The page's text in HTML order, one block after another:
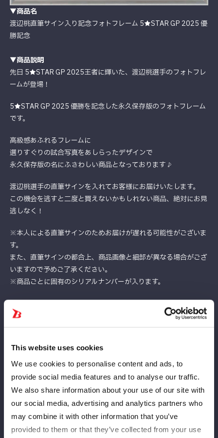
This website uses cookies
We use cookies to personalise content and ads, to
provide social media features and to analyse our traffic.
We also share information about your use of our site with
our social media, advertising and analytics partners who
may combine it with other information that you’ve
provided to them or that they’ve collected from your use
▼商品名
渡辺桃直筆サイン入り記念フォトフレーム 5★STAR GP 2025 優
勝記念
▼商品説明
先日 5★STAR GP 2025王者に輝いた、渡辺桃選手のフォトフレ
ームが登場！
5★STAR GP 2025 優勝を記念した永久保存版のフォトフレーム
です。
高級感あふれるフレームに
選りすぐりの試合写真をあしらったデザインで
永久保存版の名にふさわしい商品となっております♪
渡辺桃選手の直筆サインを入れてお客様にお届けいたします。
この機会を逃すと二度と買えないかもしれない商品、絶対にお見
逃しなく！
※本人による直筆サインのためお届けが遅れる可能性がございま
す。
また、直筆サインの都合上、商品画像と細部が異なる場合がござ
いますので予めご了承ください。
※商品ごとに固有のシリアルナンバーが入ります。
▼寸法
約40×33cm
▼素材
▼受注期間
受注期間：2025/9/22 18:00~2025/10/6 23:59
▼価格
13,000円(税込)